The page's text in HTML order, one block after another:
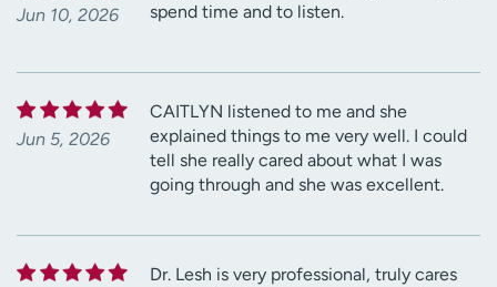
Jun 10, 2026
spend time and to listen.
Jun 5, 2026
CAITLYN listened to me and she
explained things to me very well. I could
tell she really cared about what I was
going through and she was excellent.
Dr. Lesh is very professional, truly cares